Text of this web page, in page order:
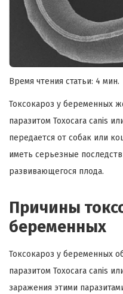
Время чтения статьи: 4 мин.
Токсокароз у беременных
паразитом Toxocara canis
передается от собак или
иметь серьезные
развивающегося плода.
Причины
беременных
Токсокароз у беременных
паразитом Toxocara canis
заражения этими